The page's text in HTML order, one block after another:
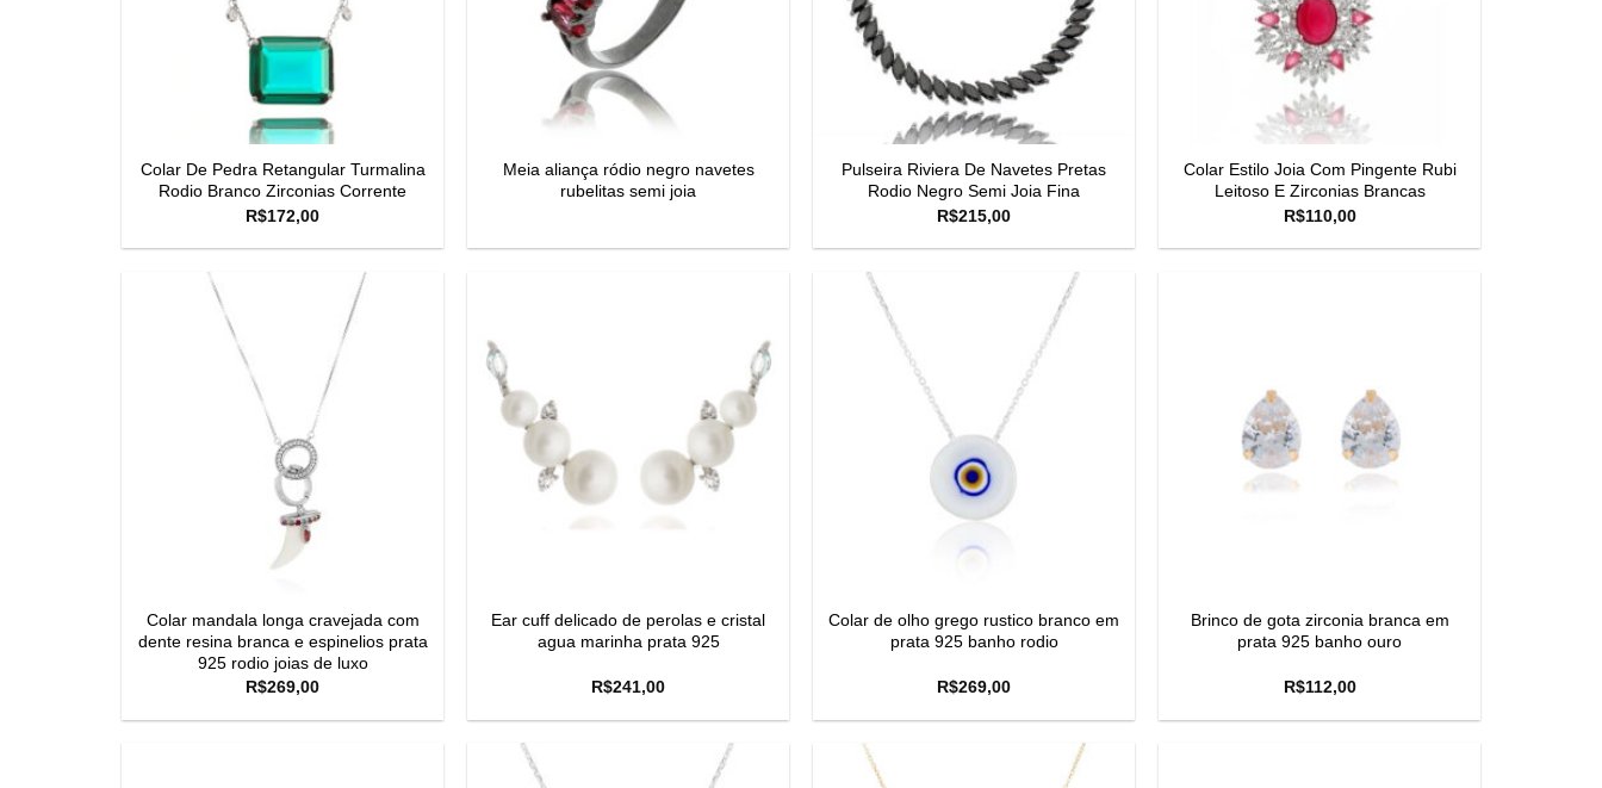
Colar De Pedra Retangular Turmalina
Rodio Branco Zirconias Corrente
R$172,00
Meia aliança ródio negro navetes
rubelitas semi joia
Pulseira Riviera De Navetes Pretas
Rodio Negro Semi Joia Fina
R$215,00
Colar Estilo Joia Com Pingente Rubi
Leitoso E Zirconias Brancas
R$110,00
Colar mandala longa cravejada com
dente resina branca e espinelios prata
925 rodio joias de luxo
R$269,00
Ear cuff delicado de perolas e cristal
agua marinha prata 925
R$241,00
Colar de olho grego rustico branco em
prata 925 banho rodio
R$269,00
Brinco de gota zirconia branca em
prata 925 banho ouro
R$112,00